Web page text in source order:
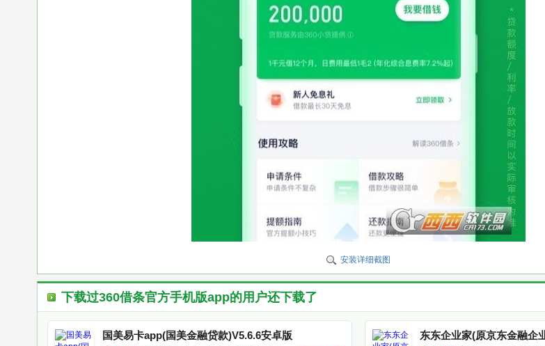
安装详细截图
下载过360借条官方手机版app的用户还下载了
国美易卡app(国美金融贷款)V5.6.6安卓版